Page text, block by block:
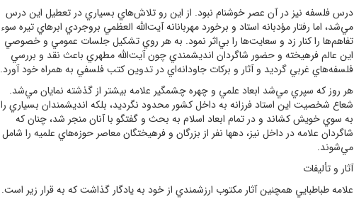
درس فلسفه نيز در آن عصر خوشنام نبود. از اين رو تلاش‌هاي بسياري در تعطيل اين درس
مي‌شد، اما رفتار مؤدبانه استاد و برخورد مهربانانه آيت‌الله العظمي بروجردي ابرهاي تيره سوء
تفاهم‌ها را کنار زد و سعايت‌ها را بي‌اثر نمود. به هر روي تشکيل جلسات عمومي و خصوصي
اين عالم فرهيخته و حضور شاگردان انديشمندي چون آيت‌الله مطهري باعث نقد و بررسي
فلسفه‌هاي غربي گرديد و آثار و برکات جاودانه‌اي در تدوين کتب فلسفي به همراه خود آورد.
هر روز که سپري مي‌شد ابعاد علمي و چهره چشمگير علامه بيشتر از گذشته نمايان مي‌شد.
شعاع شخصيت اين استاد فرزانه به داخل کشور محدود نگرديد، بلکه انديشمندان بسياري را
به سوي خويش کشاند و در تمام ابعاد اسلام به بحث و گفتگو با آنان منجر شد، چنان که
شاگردان علامه در داخل نيز، دهها نفر از بزرگان و فرهيختگان معاصر حوزه‌هاي علميه را شامل
مي‌شوند.
آثار و تأليفات
علامه طباطبايي همچنين آثار مکتوب ارزشمندي از خود به يادگار گذاشت که به قرار زير است.